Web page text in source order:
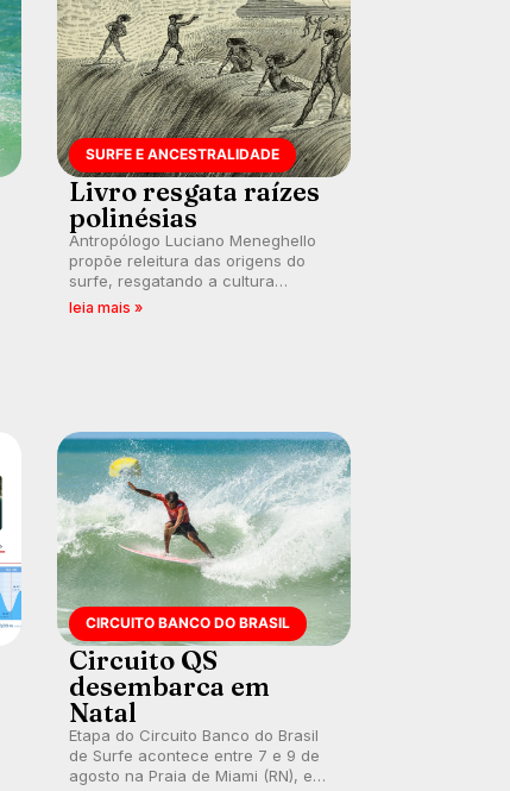
SURFE E ANCESTRALIDADE
Livro resgata raízes
polinésias
Antropólogo Luciano Meneghello
propõe releitura das origens do
surfe, resgatando a cultura
polinésia e questionando a visão
leia mais »
CIRCUITO BANCO DO BRASIL
Circuito QS
desembarca em
Natal
Etapa do Circuito Banco do Brasil
de Surfe acontece entre 7 e 9 de
agosto na Praia de Miami (RN), em